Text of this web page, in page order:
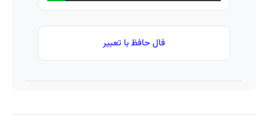
فال حافظ با تعبیر